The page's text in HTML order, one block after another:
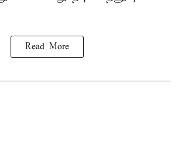
Read More